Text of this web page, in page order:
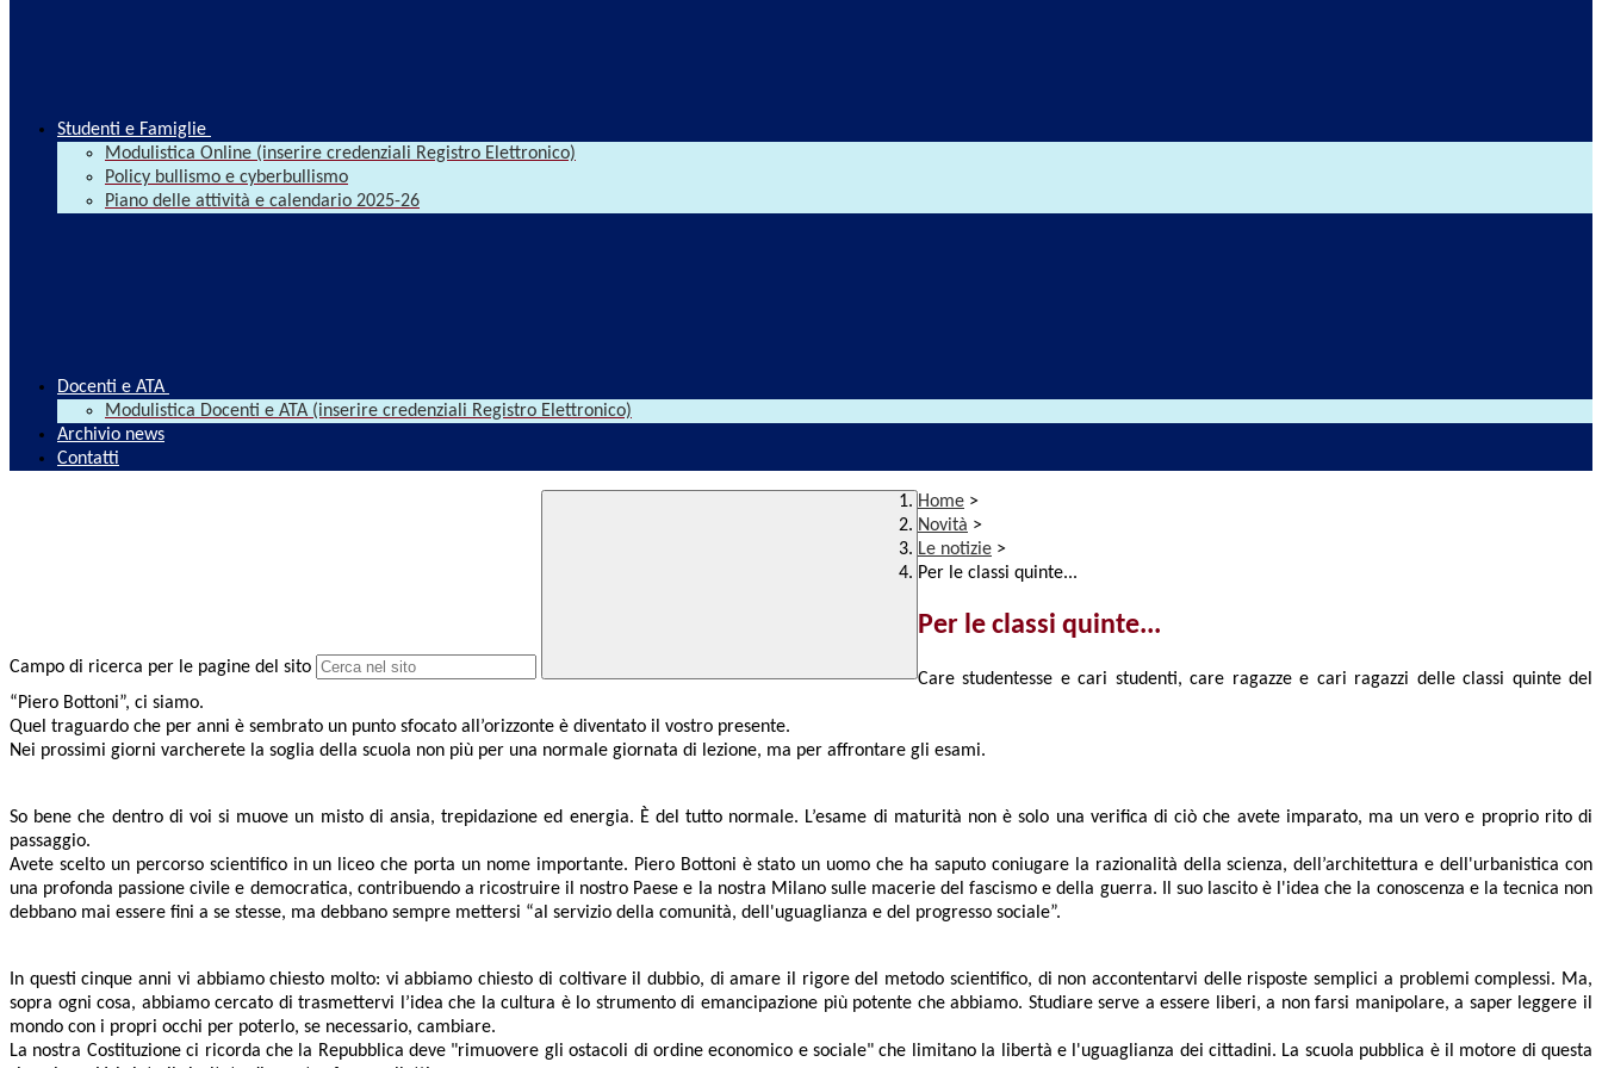
Studenti e Famiglie
Modulistica Online (inserire credenziali Registro Elettronico)
Policy bullismo e cyberbullismo
Piano delle attività e calendario 2025-26
Docenti e ATA
Modulistica Docenti e ATA (inserire credenziali Registro Elettronico)
Archivio news
Contatti
Campo di ricerca per le pagine del sito
Home >
Novità >
Le notizie >
Per le classi quinte...
Per le classi quinte...
Care studentesse e cari studenti, care ragazze e cari ragazzi delle classi quinte del
“Piero Bottoni”, ci siamo.
Quel traguardo che per anni è sembrato un punto sfocato all’orizzonte è diventato il vostro presente.
Nei prossimi giorni varcherete la soglia della scuola non più per una normale giornata di lezione, ma per affrontare gli esami.
So bene che dentro di voi si muove un misto di ansia, trepidazione ed energia. È del tutto normale. L’esame di maturità non è solo una verifica di ciò che avete imparato, ma un vero e proprio rito di
passaggio.
Avete scelto un percorso scientifico in un liceo che porta un nome importante. Piero Bottoni è stato un uomo che ha saputo coniugare la razionalità della scienza, dell’architettura e dell'urbanistica con
una profonda passione civile e democratica, contribuendo a ricostruire il nostro Paese e la nostra Milano sulle macerie del fascismo e della guerra. Il suo lascito è l'idea che la conoscenza e la tecnica non
debbano mai essere fini a se stesse, ma debbano sempre mettersi “al servizio della comunità, dell'uguaglianza e del progresso sociale”.
In questi cinque anni vi abbiamo chiesto molto: vi abbiamo chiesto di coltivare il dubbio, di amare il rigore del metodo scientifico, di non accontentarvi delle risposte semplici a problemi complessi. Ma,
sopra ogni cosa, abbiamo cercato di trasmettervi l’idea che la cultura è lo strumento di emancipazione più potente che abbiamo. Studiare serve a essere liberi, a non farsi manipolare, a saper leggere il
mondo con i propri occhi per poterlo, se necessario, cambiare.
La nostra Costituzione ci ricorda che la Repubblica deve "rimuovere gli ostacoli di ordine economico e sociale" che limitano la libertà e l'uguaglianza dei cittadini. La scuola pubblica è il motore di questa